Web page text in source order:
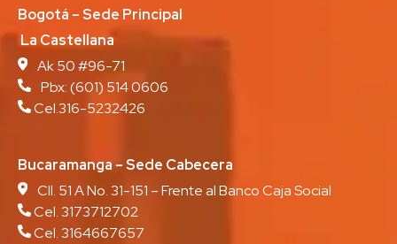
Bogotá – Sede Principal
La Castellana
Ak 50 #96-71
Pbx:(601) 514 0606
Cel.316-5232426
Bucaramanga – Sede Cabecera
Cll. 51 A No. 31-151 – Frente al Banco Caja Social
Cel. 3173712702
Cel. 3164667657